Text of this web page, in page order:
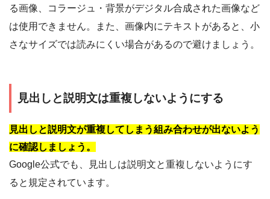
る画像、コラージュ・背景がデジタル合成された画像など
は使用できません。また、画像内にテキストがあると、小
さなサイズでは読みにくい場合があるので避けましょう。
見出しと説明文は重複しないようにする
見出しと説明文が重複してしまう組み合わせが出ないよう
に確認しましょう。
Google公式でも、見出しは説明文と重複しないようにす
ると規定されています。